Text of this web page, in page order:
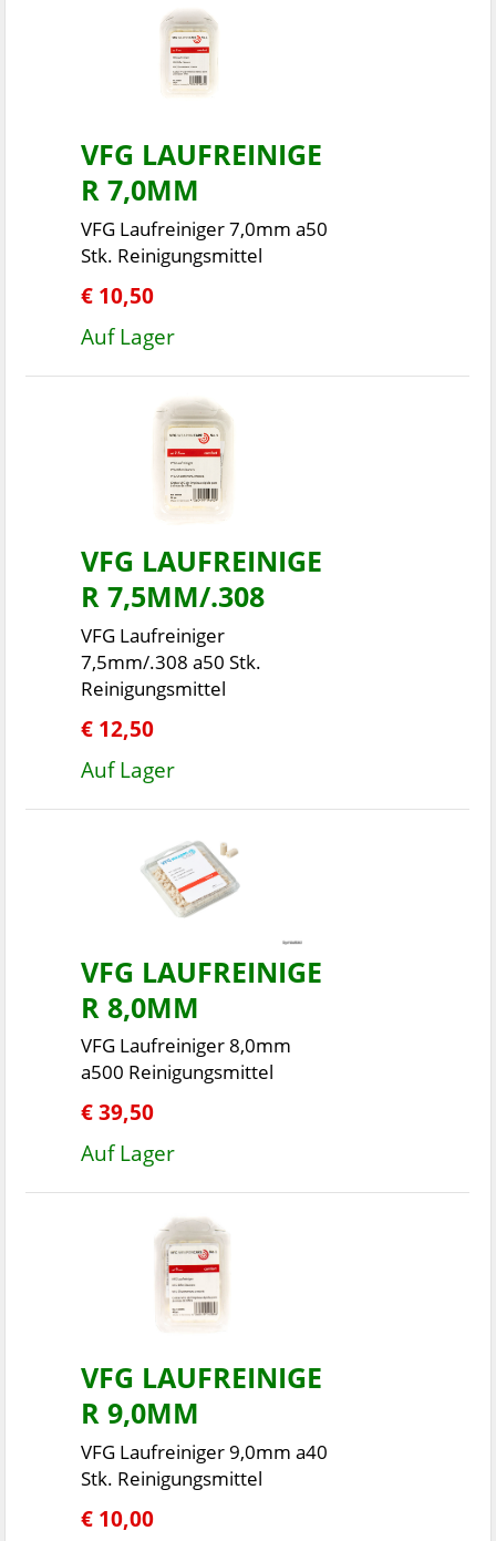
VFG LAUFREINIGE
R 7,0MM
VFG Laufreiniger 7,0mm a50
Stk. Reinigungsmittel
€ 10,50
Auf Lager
VFG LAUFREINIGE
R 7,5MM/.308
VFG Laufreiniger
7,5mm/.308 a50 Stk.
Reinigungsmittel
€ 12,50
Auf Lager
VFG LAUFREINIGE
R 8,0MM
VFG Laufreiniger 8,0mm
a500 Reinigungsmittel
€ 39,50
Auf Lager
VFG LAUFREINIGE
R 9,0MM
VFG Laufreiniger 9,0mm a40
Stk. Reinigungsmittel
€ 10,00